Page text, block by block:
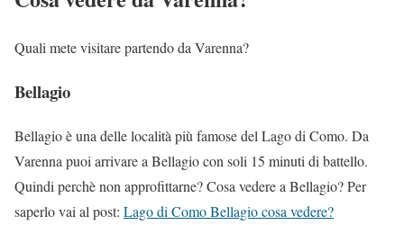
Quali mete visitare partendo da Varenna?
Bellagio
Bellagio è una delle località più famose del Lago di Como. Da
Varenna puoi arrivare a Bellagio con soli 15 minuti di battello.
Quindi perchè non approfittarne? Cosa vedere a Bellagio? Per
saperlo vai al post: Lago di Como Bellagio cosa vedere?